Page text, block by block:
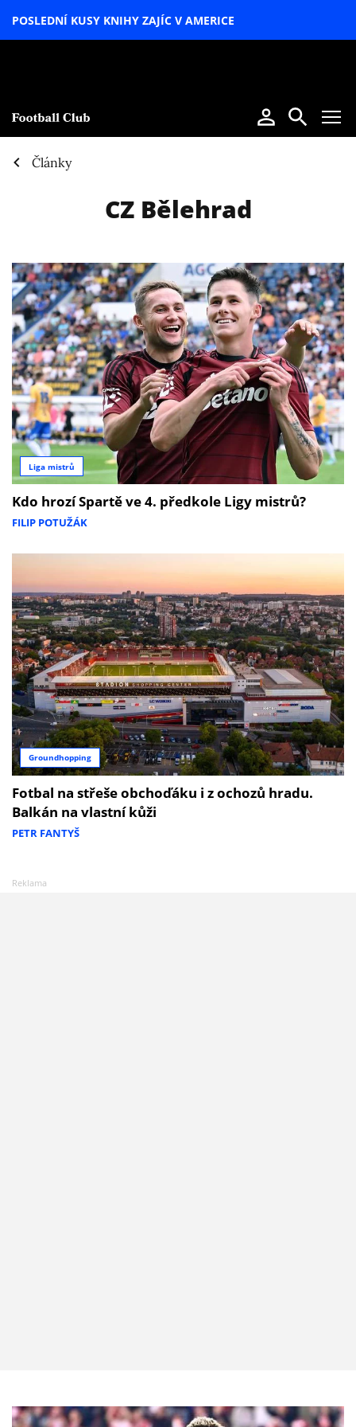
POSLEDNÍ KUSY KNIHY ZAJÍC V AMERICE
Články
CZ Bělehrad
Liga mistrů
Kdo hrozí Spartě ve 4. předkole Ligy mistrů?
FILIP POTUŽÁK
Groundhopping
Fotbal na střeše obchoďáku i z ochozů hradu.
Balkán na vlastní kůži
PETR FANTYŠ